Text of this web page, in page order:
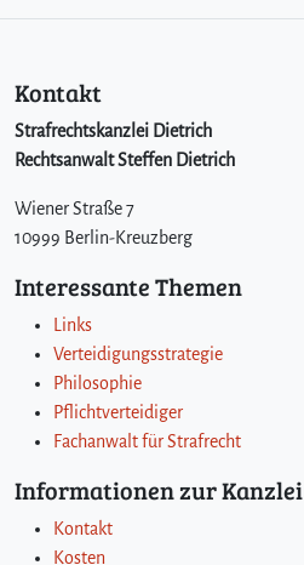
Kontakt
Strafrechtskanzlei Dietrich
Rechtsanwalt Steffen Dietrich
Wiener Straße 7
10999 Berlin-Kreuzberg
Interessante Themen
Links
Verteidigungsstrategie
Philosophie
Pflichtverteidiger
Fachanwalt für Strafrecht
Informationen zur Kanzlei
Kontakt
Kosten